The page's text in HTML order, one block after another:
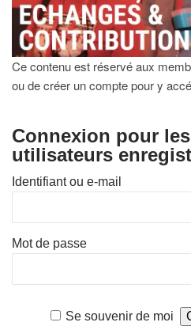
Ce contenu est réservé aux
ou de créer un compte pour y
Connexion pour les
utilisateurs
Identifiant ou e-mail
Mot de passe
Se souvenir de moi